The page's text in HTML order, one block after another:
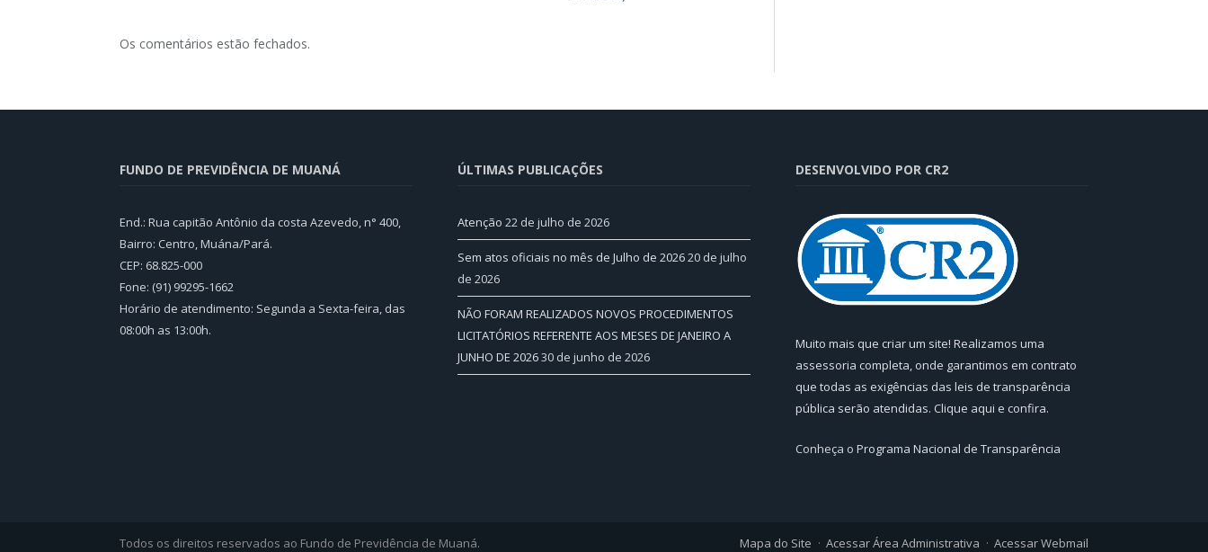
Os comentários estão fechados.
FUNDO DE PREVIDÊNCIA DE MUANÁ
End.: Rua capitão Antônio da costa Azevedo, n° 400,
Bairro: Centro, Muána/Pará.
CEP: 68.825-000
Fone: (91) 99295-1662
Horário de atendimento: Segunda a Sexta-feira, das
08:00h as 13:00h.
ÚLTIMAS PUBLICAÇÕES
Atenção 22 de julho de 2026
Sem atos oficiais no mês de Julho de 202620 de julho
de 2026
NÃO FORAM REALIZADOS NOVOS PROCEDIMENTOS
LICITATÓRIOS REFERENTE AOS MESES DE JANEIRO A
JUNHO DE 202630 de junho de 2026
DESENVOLVIDO POR CR2
Muito mais que criar um site! Realizamos uma
assessoria completa, onde garantimos em contrato
que todas as exigências das leis de transparência
pública serão atendidas. Clique aqui e confira.
Conheça o Programa Nacional de Transparência
Todos os direitos reservados ao Fundo de Previdência de Muaná. Mapa do Site Acessar Área Administrativa Acessar Webmail